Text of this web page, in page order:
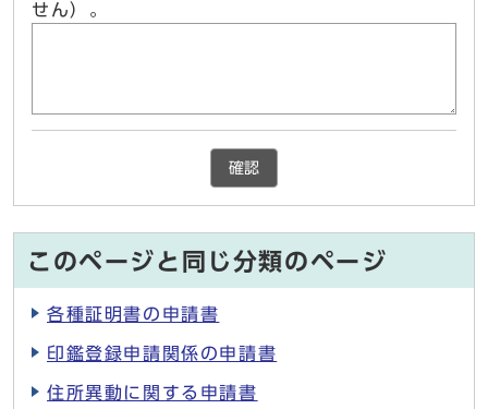
せん）。
確認
このページと同じ分類のページ
各種証明書の申請書
印鑑登録申請関係の申請書
住所異動に関する申請書